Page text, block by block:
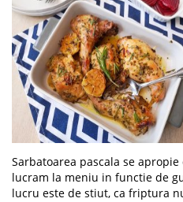
Sarbatoarea pascala se
lucram la meniu in functie de
lucru este de stiut, ca friptura